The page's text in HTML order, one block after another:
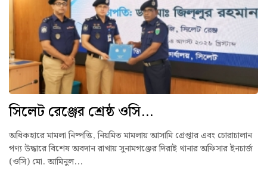
সিলেট রেঞ্জের শ্রেষ্ঠ ওসি...
অধিকহারে মামলা নিষ্পত্তি, নিয়মিত মামলায় আসামি গ্রেপ্তার এবং চোরাচালান
পণ্য উদ্ধারে বিশেষ অবদান রাখায় সুনামগঞ্জের দিরাই থানার অফিসার ইনচার্জ
(ওসি) মো. আমিনুল...